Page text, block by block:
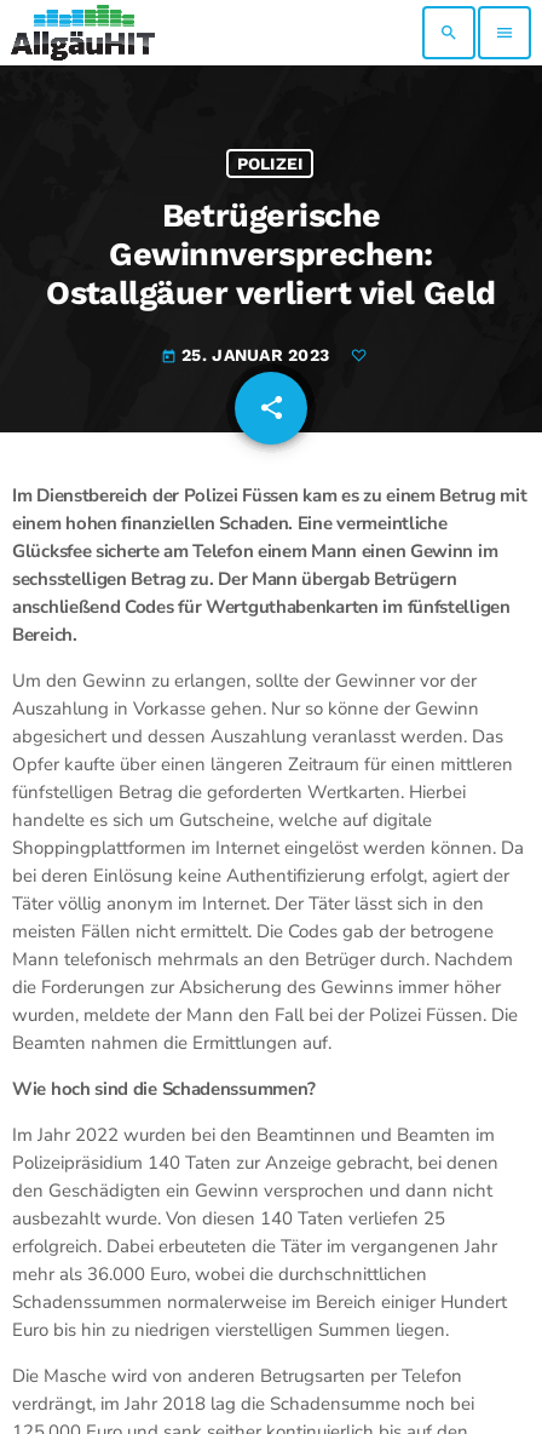
search menu
POLIZEI
Betrügerische
Gewinnversprechen:
Ostallgäuer verliert viel Geld
today 25. JANUAR 2023
share
email
Im Dienstbereich der Polizei Füssen kam es zu einem Betrug mit
einem hohen finanziellen Schaden. Eine vermeintliche
Glücksfee sicherte am Telefon einem Mann einen Gewinn im
sechsstelligen Betrag zu. Der Mann übergab Betrügern
anschließend Codes für Wertguthabenkarten im fünfstelligen
Bereich.
Um den Gewinn zu erlangen, sollte der Gewinner vor der
Auszahlung in Vorkasse gehen. Nur so könne der Gewinn
abgesichert und dessen Auszahlung veranlasst werden. Das
Opfer kaufte über einen längeren Zeitraum für einen mittleren
fünfstelligen Betrag die geforderten Wertkarten. Hierbei
handelte es sich um Gutscheine, welche auf digitale
Shoppingplattformen im Internet eingelöst werden können. Da
bei deren Einlösung keine Authentifizierung erfolgt, agiert der
Täter völlig anonym im Internet. Der Täter lässt sich in den
meisten Fällen nicht ermittelt. Die Codes gab der betrogene
Mann telefonisch mehrmals an den Betrüger durch. Nachdem
die Forderungen zur Absicherung des Gewinns immer höher
wurden, meldete der Mann den Fall bei der Polizei Füssen. Die
Beamten nahmen die Ermittlungen auf.
Wie hoch sind die Schadenssummen?
Im Jahr 2022 wurden bei den Beamtinnen und Beamten im
Polizeipräsidium 140 Taten zur Anzeige gebracht, bei denen
den Geschädigten ein Gewinn versprochen und dann nicht
ausbezahlt wurde. Von diesen 140 Taten verliefen 25
erfolgreich. Dabei erbeuteten die Täter im vergangenen Jahr
mehr als 36.000 Euro, wobei die durchschnittlichen
Schadenssummen normalerweise im Bereich einiger Hundert
Euro bis hin zu niedrigen vierstelligen Summen liegen.
Die Masche wird von anderen Betrugsarten per Telefon
verdrängt, im Jahr 2018 lag die Schadensumme noch bei